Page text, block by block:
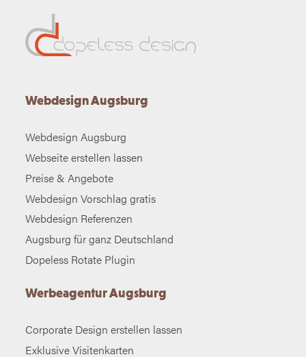
Webdesign Augsburg
Webdesign Augsburg
Webseite erstellen lassen
Preise & Angebote
Webdesign Vorschlag gratis
Webdesign Referenzen
Augsburg für ganz Deutschland
Dopeless Rotate Plugin
Werbeagentur Augsburg
Corporate Design erstellen lassen
Exklusive Visitenkarten